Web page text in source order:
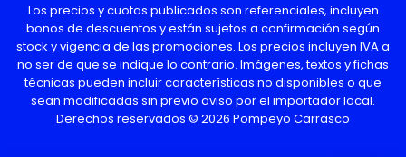
Los precios y cuotas publicados son referenciales, incluyen
bonos de descuentos y están sujetos a confirmación según
stock y vigencia de las promociones. Los precios incluyen IVA a
no ser de que se indique lo contrario. Imágenes, textos y fichas
técnicas pueden incluir características no disponibles o que
sean modificadas sin previo aviso por el importador local.
Derechos reservados © 2026 Pompeyo Carrasco